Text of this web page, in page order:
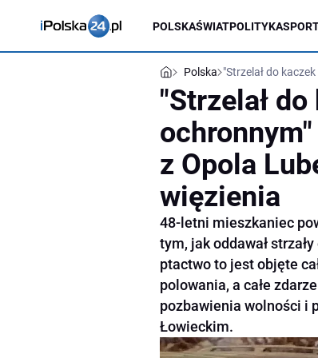
POLSKAŚWIATPOLITYKA
Polska "Strzelał do
"Strzelał
z Opola
więzienia
48-letni mieszkaniec
tym, jak oddawał
ptactwo to jest objęte
polowania, a całe
pozbawienia wolności i
Łowieckim.